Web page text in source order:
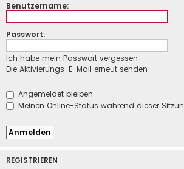
Benutzername:
Passwort:
Ich habe mein Passwort vergessen
Die Aktivierungs-E-Mail erneut senden
Angemeldet bleiben
Meinen Online-Status während dieser
REGISTRIEREN